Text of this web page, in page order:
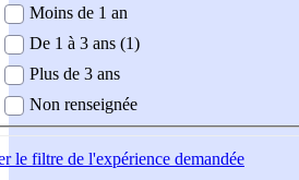
demandée
Moins de 1 an
De 1 à 3 ans (1)
Plus de 3 ans
Non renseignée
le filtre de l'expérience demandée